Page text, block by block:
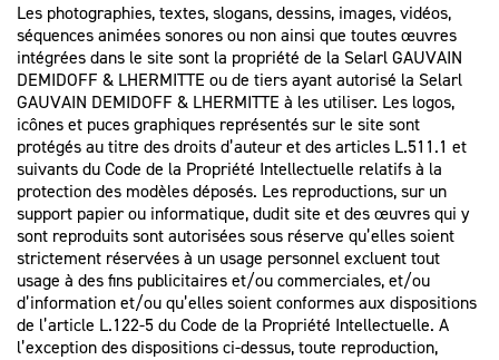
Les photographies, textes, slogans, dessins, images, vidéos,
séquences animées sonores ou non ainsi que toutes œuvres
intégrées dans le site sont la propriété de la Selarl GAUVAIN
DEMIDOFF & LHERMITTE ou de tiers ayant autorisé la Selarl
GAUVAIN DEMIDOFF & LHERMITTE à les utiliser. Les logos,
icônes et puces graphiques représentés sur le site sont
protégés au titre des droits d’auteur et des articles L.511.1 et
suivants du Code de la Propriété Intellectuelle relatifs à la
protection des modèles déposés. Les reproductions, sur un
support papier ou informatique, dudit site et des œuvres qui y
sont reproduits sont autorisées sous réserve qu’elles soient
strictement réservées à un usage personnel excluent tout
usage à des fins publicitaires et/ou commerciales, et/ou
d’information et/ou qu’elles soient conformes aux dispositions
de l’article L.122-5 du Code de la Propriété Intellectuelle. A
l’exception des dispositions ci-dessus, toute reproduction,